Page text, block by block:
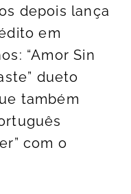
depois lança
em
“Amor Sin
dueto
também
com o